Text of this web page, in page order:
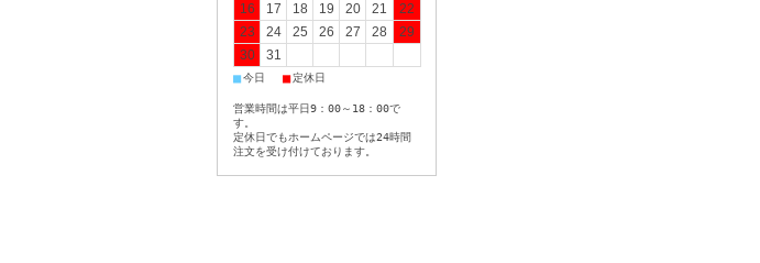
16
17 18 19 20 21
22
23
24 25 26 27 28
29
30
31
■今日 ■定休日
営業時間は平日9：00～18：00で
す。
定休日でもホームページでは24時間
注文を受け付けております。